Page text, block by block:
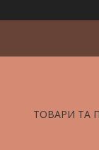
ТОВАРИ ТА